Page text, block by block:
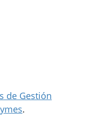
de Gestión
.